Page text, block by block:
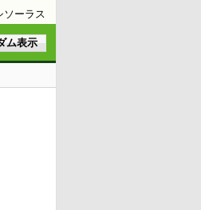
ソーラス